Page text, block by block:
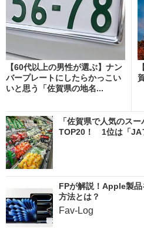
【60代以上の男性が選ぶ】ナン
バープレートにしたらかっこい
いと思う「佐賀県の地名...
「佐賀県で人気のス
TOP20！ 1位は「JA
FPが解説！Apple製
方法とは？
Fav-Log